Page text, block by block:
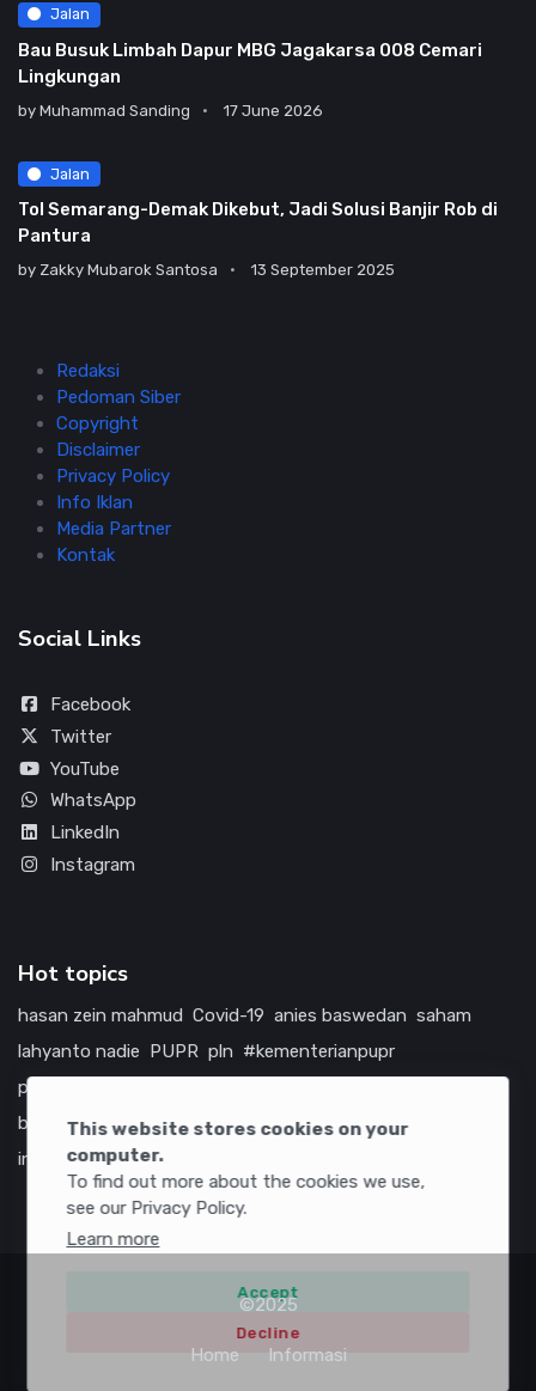
This website stores cookies on your
computer.
To find out more about the cookies we use,
see our Privacy Policy.
Learn more
Accept
Decline
Jalan
Bau Busuk Limbah Dapur MBG Jagakarsa 008 Cemari
Lingkungan
by Muhammad Sanding 17 June 2026
Jalan
Tol Semarang-Demak Dikebut, Jadi Solusi Banjir Rob di
Pantura
by Zakky Mubarok Santosa 13 September 2025
Redaksi
Pedoman Siber
Copyright
Disclaimer
Privacy Policy
Info Iklan
Media Partner
Kontak
Social Links
Facebook
Twitter
YouTube
WhatsApp
LinkedIn
Instagram
Hot topics
hasan zein mahmud Covid-19 anies baswedan saham
lahyanto nadie PUPR pln #kementerianpupr
prabowo subianto
bumn
jasa marga jtts tol china amerika serikat
infrastruktur
©2025
Home Informasi